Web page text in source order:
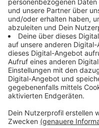
der Alemannia die
hatte. Der Pokalsieg,
vor ausverkauftem
Fans würden immer
Den freigewordenen
Alemannia mit
Fejzullahu war schon
und hat danach in
gespielt. Auch
Aachen als die beste